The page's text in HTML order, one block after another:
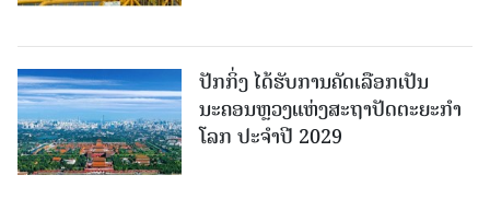
ປັກກິ່ງ ໄດ້ຮັບການຄັດເລືອກເປັນ
ນະຄອນຫຼວງແຫ່ງສະຖາປັດຕະຍະກຳ
ໂລກ ປະຈຳປີ 2029